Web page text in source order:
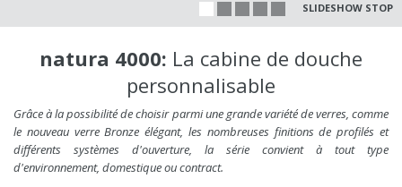
SLIDESHOW STOP
natura 4000: La cabine de douche
personnalisable
Grâce à la possibilité de choisir parmi une grande variété de verres, comme
le nouveau verre Bronze élégant, les nombreuses finitions de profilés et
différents systèmes d'ouverture, la série convient à tout type
d'environnement, domestique ou contract.